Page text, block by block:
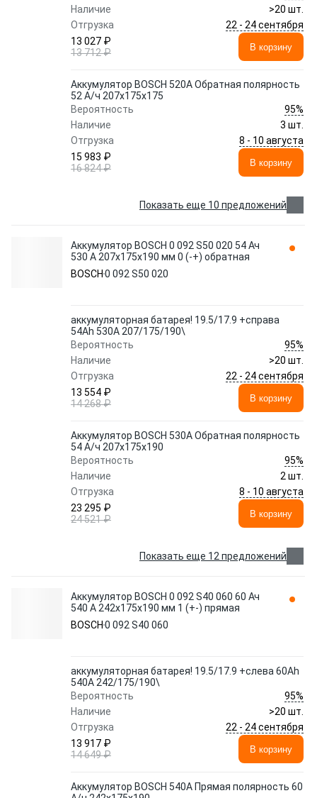
Наличие
>20 шт.
Отгрузка
22 - 24 сентября
13 027 ₽
13 712 ₽
В корзину
Аккумулятор BOSCH 520A Обратная полярность
52 А/ч 207x175x175
Вероятность
95%
Наличие
3 шт.
Отгрузка
8 - 10 августа
15 983 ₽
16 824 ₽
В корзину
Показать еще 10 предложений
Аккумулятор BOSCH 0 092 S50 020 54 Ач
530 А 207x175x190 мм 0 (-+) обратная
BOSCH 0 092 S50 020
аккумуляторная батарея! 19.5/17.9 +справа
54Ah 530A 207/175/190\
Вероятность
95%
Наличие
>20 шт.
Отгрузка
22 - 24 сентября
13 554 ₽
14 268 ₽
В корзину
Аккумулятор BOSCH 530A Обратная полярность
54 А/ч 207x175x190
Вероятность
95%
Наличие
2 шт.
Отгрузка
8 - 10 августа
23 295 ₽
24 521 ₽
В корзину
Показать еще 12 предложений
Аккумулятор BOSCH 0 092 S40 060 60 Ач
540 А 242x175x190 мм 1 (+-) прямая
BOSCH 0 092 S40 060
аккумуляторная батарея! 19.5/17.9 +слева 60Ah
540A 242/175/190\
Вероятность
95%
Наличие
>20 шт.
Отгрузка
22 - 24 сентября
13 917 ₽
14 649 ₽
В корзину
Аккумулятор BOSCH 540A Прямая полярность 60